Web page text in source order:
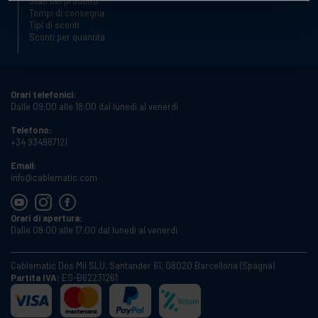
Tempi di consegna
Tipi di sconti
Sconti per quantità
Orari telefonici:
Dalle 09:00 alle 18:00 dal lunedì al venerdì
Telefono:
+34 934987121
Email:
info@cablematic.com
Orari di apertura:
Dalle 08:00 alle 17:00 dal lunedì al venerdì
Cablematic Dos Mil SLU, Santander 61, 08020 Barcellona (Spagna)
Partita IVA: ES-B62231261